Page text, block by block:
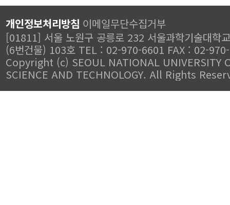
개인정보처리방침 이메일무단수집거부
[01811] 서울 노원구 공릉로 232 서울과학기술대학
(6번건물) 103호 TEL : 02-970-6601 FAX : 02-
Copyright (c) SEOUL NATIONAL UNIVERSITY
SCIENCE AND TECHNOLOGY. All Rights